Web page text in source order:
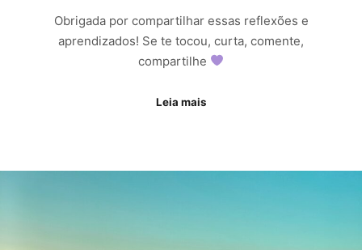
Obrigada por compartilhar essas reflexões e
aprendizados! Se te tocou, curta, comente,
compartilhe
Leia mais